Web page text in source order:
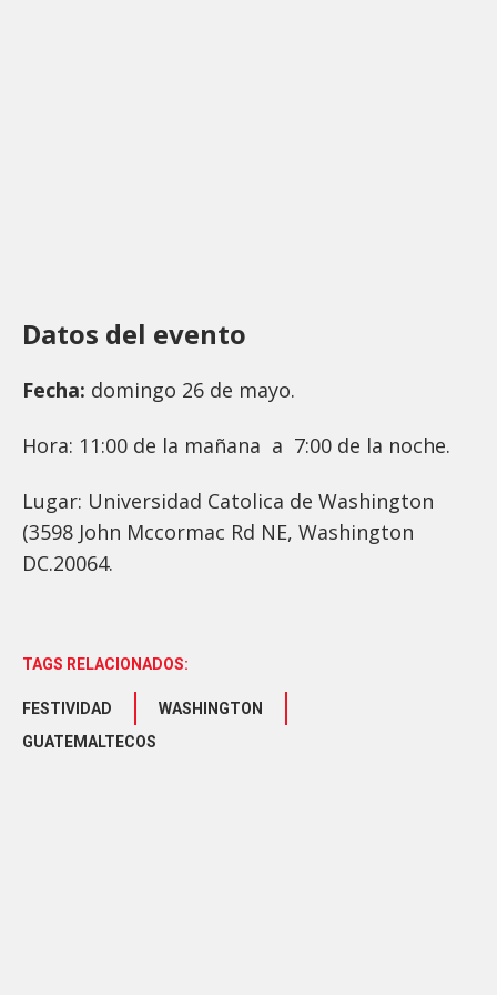
Datos del evento
Fecha: domingo 26 de mayo.
Hora: 11:00 de la mañana a 7:00 de la noche.
Lugar: Universidad Catolica de Washington
(3598 John Mccormac Rd NE, Washington
DC.20064.
TAGS RELACIONADOS:
FESTIVIDAD
WASHINGTON
GUATEMALTECOS